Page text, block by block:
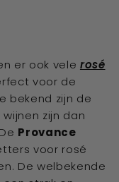
er ook vele rosé
voor de
bekend zijn de
zijn dan
Provance
voor rosé
De welbekende